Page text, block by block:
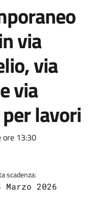
via
via
via
lavori
ore 13:30
scadenza:
Marzo 2026